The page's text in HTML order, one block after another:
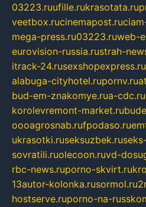
03223.ruufille.rukrasotata.ru
veetbox.rucinemapost.ru
mega-press.ru03223.ruweb-
eurovision-russia.rustrah-
itrack-24.rusexshopexpress.ru
alabuga-cityhotel.rupornv.ru
bud-em-znakomye.rua-cdc.ru
korolevremont-market.ru
oooagrosnab.rufpodaso.ru
ukrasotki.ruseksuzbek.ru
sovratili.ruolecoon.ruvd-
rbc-news.ruporno-skvirt.ru
13autor-kolonka.rusormol.ru
hostserve.ruporno-na-